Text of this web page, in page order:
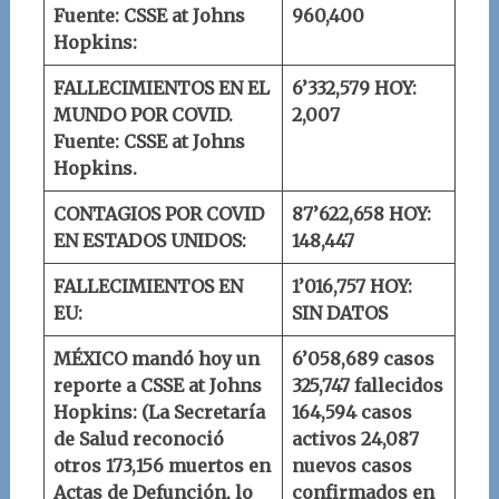
Fuente: CSSE at Johns
Hopkins:
960,400
FALLECIMIENTOS EN EL
MUNDO POR COVID.
Fuente: CSSE at Johns
Hopkins.
6’332,579 HOY:
2,007
CONTAGIOS POR COVID
EN ESTADOS UNIDOS:
87’622,658 HOY:
148,447
FALLECIMIENTOS EN
EU:
1’016,757 HOY:
SIN DATOS
MÉXICO mandó hoy un
reporte a CSSE at Johns
Hopkins: (La Secretaría
de Salud reconoció
otros 173,156 muertos en
Actas de Defunción, lo
6’058,689 casos
325,747 fallecidos
164,594 casos
activos 24,087
nuevos casos
confirmados en